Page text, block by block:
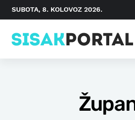
SUBOTA, 8. KOLOVOZ 2026.